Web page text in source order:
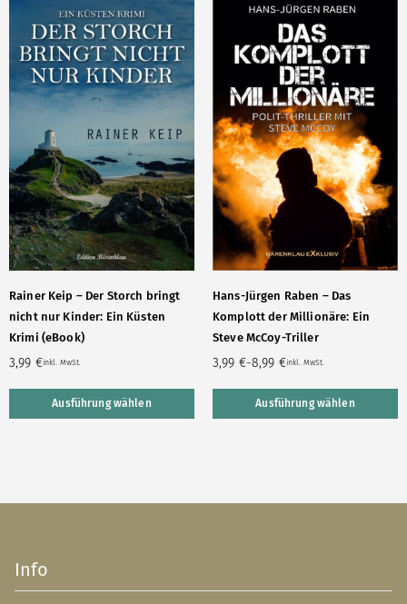
Rainer Keip – Der Storch bringt
nicht nur Kinder: Ein Küsten
Krimi (eBook)
3,99 €inkl. MwSt.
Ausführung wählen
Hans-Jürgen Raben – Das
Komplott der Millionäre: Ein
Steve McCoy-Triller
3,99 €–8,99 €inkl. MwSt.
Ausführung wählen
Info